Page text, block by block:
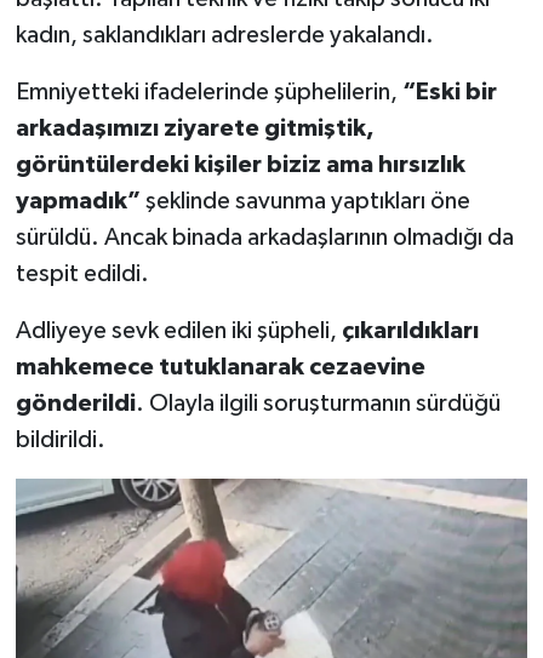
kadın, saklandıkları adreslerde yakalandı.
Emniyetteki ifadelerinde şüphelilerin, “Eski bir
arkadaşımızı ziyarete gitmiştik,
görüntülerdeki kişiler biziz ama hırsızlık
yapmadık” şeklinde savunma yaptıkları öne
sürüldü. Ancak binada arkadaşlarının olmadığı da
tespit edildi.
Adliyeye sevk edilen iki şüpheli, çıkarıldıkları
mahkemece tutuklanarak cezaevine
gönderildi. Olayla ilgili soruşturmanın sürdüğü
bildirildi.